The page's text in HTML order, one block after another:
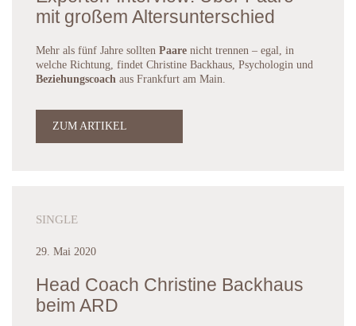
mit großem Altersunterschied
Mehr als fünf Jahre sollten Paare nicht trennen – egal, in
welche Richtung, findet Christine Backhaus, Psychologin und
Beziehungscoach aus Frankfurt am Main.
ZUM ARTIKEL
SINGLE
29. Mai 2020
Head Coach Christine Backhaus
beim ARD